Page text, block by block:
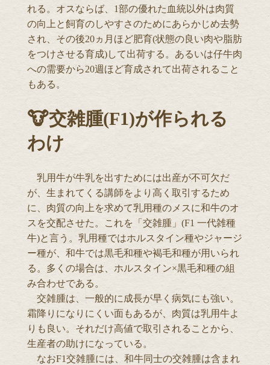
れる。オスならば、1部の優れた血統以外は肉質
の向上と飼育のしやすさのためにあらかじめ去勢
され、その後20ヵ月ほど肥育(状態の良い肉や脂肪
をつけさせる育成)して出荷する。あるいは仔牛肉
への需要から20週ほど育成されて出荷されること
もある。
🐮交雑腫(F1)が作られる
わけ
乳用牛が牛乳を出すためには出産が不可欠だ
が、生まれてくる講師をより高く取引するため
に、肉質の向上を求めて乳用種のメスに和牛のオ
スを交配させた。これを「交雑腫」(F1 一代雑種
牛)と言う。乳用種ではホルスタイン種やジャージ
ー種が、和牛では黒毛和種や褐毛和種が用いられ
る。多くの場合は、ホルスタイン×黒毛和種の組
み合わせである。
交雑腫は、一般的に成長が早く病気にも強い。
霜降りになりにくい面もあるが、肉質は乳用牛よ
りも良い。それだけ高値で取引されることから、
生産者の助けになっている。
なおF1交雑腫には、和牛同士の交雑腫は含まれ